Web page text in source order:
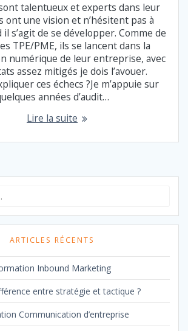
talentueux et experts dans leur
ont une vision et n’hésitent pas à
s’agit de se développer. Comme de
TPE/PME, ils se lancent dans la
numérique de leur entreprise, avec
assez mitigés je dois l’avouer.
ces échecs ?Je m’appuie sur
années d’audit…
Lire la suite
:
ARTICLES RÉCENTS
Inbound Marketing
entre stratégie et tactique ?
Communication d’entreprise